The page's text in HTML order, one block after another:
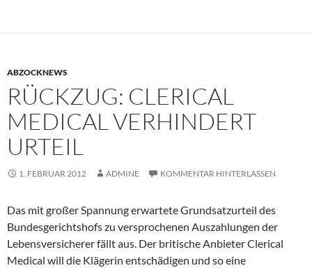
ABZOCKNEWS
RÜCKZUG: CLERICAL
MEDICAL VERHINDERT
URTEIL
1. FEBRUAR 2012 ADMINE KOMMENTAR HINTERLASSEN
Das mit großer Spannung erwartete Grundsatzurteil des
Bundesgerichtshofs zu versprochenen Auszahlungen der
Lebensversicherer fällt aus. Der britische Anbieter Clerical
Medical will die Klägerin entschädigen und so eine